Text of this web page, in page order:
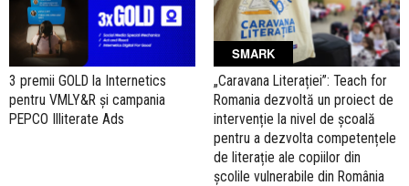
3 premii GOLD la Internetics
pentru VMLY&R și campania
PEPCO Illiterate Ads
SMARK
„Caravana Literației”: Teach for
Romania dezvoltă un proiect de
intervenție la nivel de școală
pentru a dezvolta competențele
de literație ale copiilor din
școlile vulnerabile din România